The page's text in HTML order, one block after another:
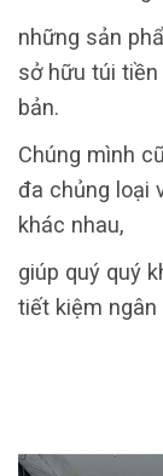
những sản
sở hữu túi
bản.
Chúng mình
đa chủng loại
khác nhau,
giúp quý quý
tiết kiệm ngân